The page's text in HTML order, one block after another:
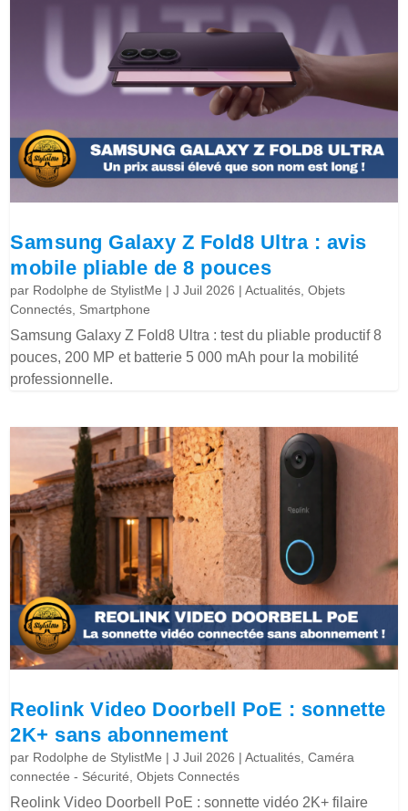
Samsung Galaxy Z Fold8 Ultra : avis
mobile pliable de 8 pouces
par Rodolphe de StylistMe |J Juil 2026 |Actualités ,Objets
Connectés Smartphone
Samsung Galaxy Z Fold8 Ultra : test du pliable productif 8
pouces, 200 MP et batterie 5 000 mAh pour la mobilité
professionnelle.
Reolink Video Doorbell PoE : sonnette
2K+ sans abonnement
par Rodolphe de StylistMe |J Juil 2026 |Actualités ,Caméra
connectée - Sécurité ,Objets Connectés
Reolink Video Doorbell PoE : sonnette vidéo 2K+ filaire